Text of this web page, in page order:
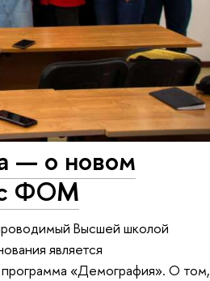
— о новом
с ФОМ
Высшей школой
является
программа «Демография». О том,